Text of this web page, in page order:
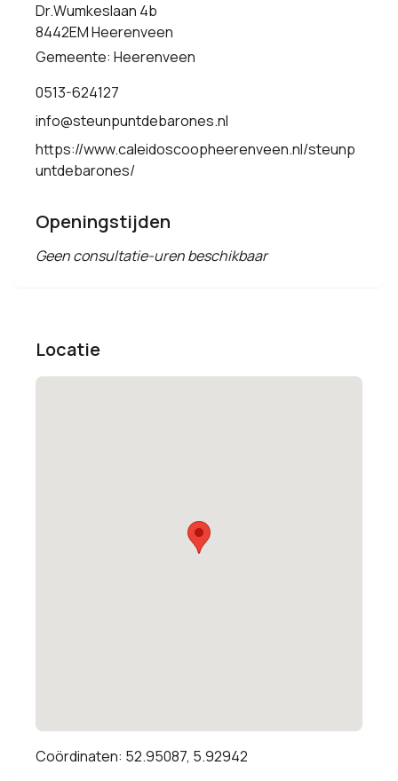
Dr.Wumkeslaan 4b
8442EM Heerenveen
Gemeente: Heerenveen
0513-624127
info@steunpuntdebarones.nl
https://www.caleidoscoopheerenveen.nl/steunp
untdebarones/
Openingstijden
Geen consultatie-uren beschikbaar
Locatie
Coördinaten: 52.95087, 5.92942